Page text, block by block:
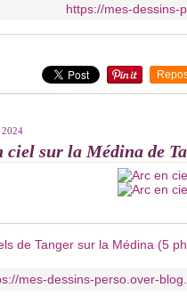
https://mes-dessins-
2024
ciel sur la Médina de